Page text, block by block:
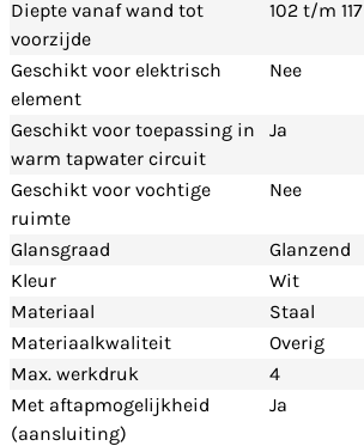
Diepte vanaf wand tot
voorzijde
102 t/m 117
Geschikt voor elektrisch
element
Nee
Geschikt voor toepassing in
warm tapwater circuit
Ja
Geschikt voor vochtige
ruimte
Nee
Glansgraad
Glanzend
Kleur
Wit
Materiaal
Staal
Materiaalkwaliteit
Overig
Max. werkdruk
4
Met aftapmogelijkheid
(aansluiting)
Ja